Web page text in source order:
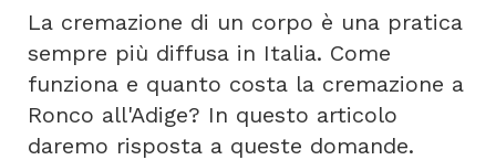
La cremazione di un corpo è una pratica
sempre più diffusa in Italia. Come
funziona e quanto costa la cremazione a
Ronco all'Adige? In questo articolo
daremo risposta a queste domande.